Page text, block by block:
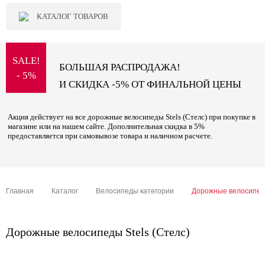
КАТАЛОГ ТОВАРОВ
SALE!
- 5%
БОЛЬШАЯ РАСПРОДАЖА!
И СКИДКА -5% ОТ ФИНАЛЬНОЙ ЦЕНЫ
Акция действует на все дорожные велосипеды Stels (Стелс) при покупке в
магазине или на нашем сайте. Дополнительная скидка в 5%
предоставляется при самовывозе товара и наличном расчете.
Главная Каталог Велосипеды категории Дорожные
Дорожные велосипеды Stels (Стелс)